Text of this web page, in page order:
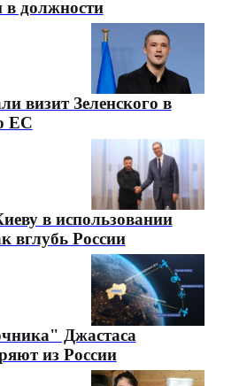
в должности
визит Зеленского в
ЕС
в использовании
вглубь России
Джастаса
из России